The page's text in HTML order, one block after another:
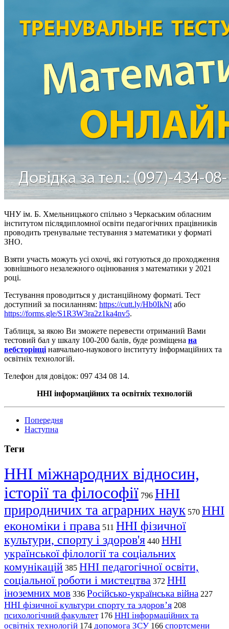
ЧНУ ім. Б. Хмельницького спільно з Черкаським обласним
інститутом післядипломної освіти педагогічних працівників
проводить тренувальне тестування з математики у форматі
ЗНО.
Взяти участь можуть усі охочі, які готуються до проходження
зовнішнього незалежного оцінювання з математики у 2021
році.
Тестування проводиться у дистанційному форматі. Тест
доступний за посиланням: https://cutt.ly/Hb0IkNt або
https://forms.gle/S1R3W3ra2z1ka4nv5.
Таблиця, за якою Ви зможете перевести отриманий Вами
тестовий бал у шкалу 100-200 балів, буде розміщена на
вебсторінці навчально-наукового інституту інформаційних та
освітніх технологій.
Телефон для довідок: 097 434 08 14.
ННІ інформаційних та освітніх технологій
Попередня
Наступна
Теги
ННІ міжнародних відносин,
історії та філософії 796 ННІ
природничих та аграрних наук 570 ННІ
економіки і права 511 ННІ фізичної
культури, спорту і здоров'я 440 ННІ
української філології та соціальних
комунікацій 385 ННІ педагогічної освіти,
соціальної роботи і мистецтва 372 ННІ
іноземних мов 336 Російсько-українська війна 227
ННІ фізичної культури спорту та здоров’я 208
психологічний факультет 176 ННІ інформаційних та
освітніх технологій 174 допомога ЗСУ 166 спортсмени